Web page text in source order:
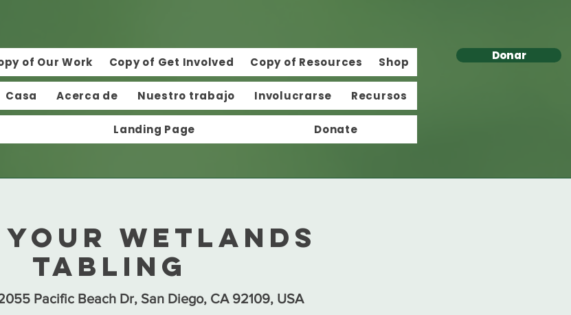
of Our Work Copy of Get Involved Copy of Resources Shop
Casa Acerca de Nuestro trabajo Involucrarse Recursos
Landing Page Donate
Donar
Your Wetlands
Tabling
Pacific Beach Dr, San Diego, CA 92109, USA